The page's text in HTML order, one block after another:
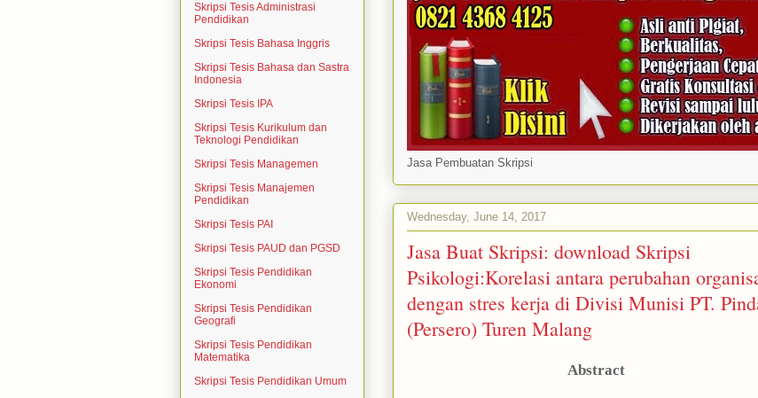
Jasa Pembuatan Skripsi
Wednesday, June 14, 2017
Jasa Buat Skripsi: download Skripsi
Psikologi:Korelasi antara perubahan
dengan stres kerja di Divisi Munisi PT.
(Persero) Turen Malang
Abstract
Skripsi Tesis Administrasi
Pendidikan
Skripsi Tesis Bahasa Inggris
Skripsi Tesis Bahasa dan Sastra
Indonesia
Skripsi Tesis IPA
Skripsi Tesis Kurikulum dan
Teknologi Pendidikan
Skripsi Tesis Managemen
Skripsi Tesis Manajemen
Pendidikan
Skripsi Tesis PAI
Skripsi Tesis PAUD dan PGSD
Skripsi Tesis Pendidikan
Ekonomi
Skripsi Tesis Pendidikan
Geografi
Skripsi Tesis Pendidikan
Matematika
Skripsi Tesis Pendidikan Umum